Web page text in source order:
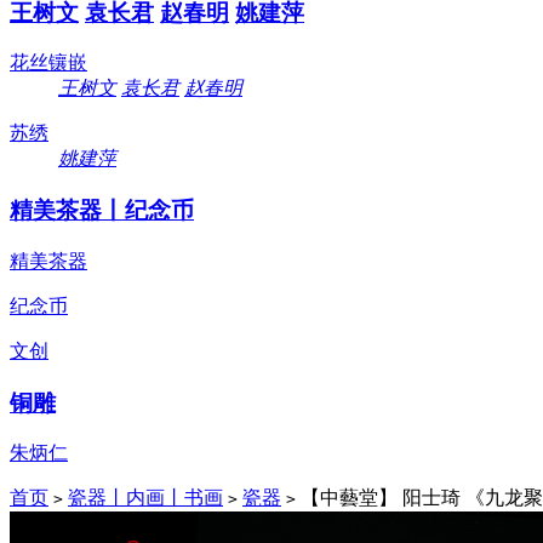
王树文 袁长君 赵春明 姚建萍
花丝镶嵌
王树文 袁长君 赵春明
苏绣
姚建萍
精美茶器丨纪念币
精美茶器
纪念币
文创
铜雕
朱炳仁
首页 > 瓷器丨内画丨书画 > 瓷器 > 【中藝堂】 阳士琦 《九龙